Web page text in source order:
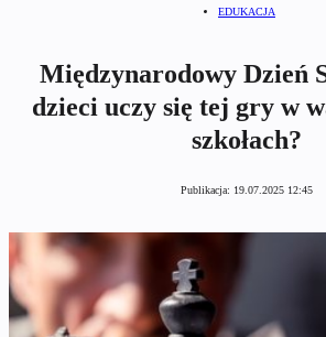
EDUKACJA
Międzynarodowy Dzień
dzieci uczy się tej gry w
szkołach?
Publikacja: 19.07.2025 12:45